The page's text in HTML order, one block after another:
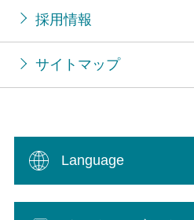
採用情報
サイトマップ
Language